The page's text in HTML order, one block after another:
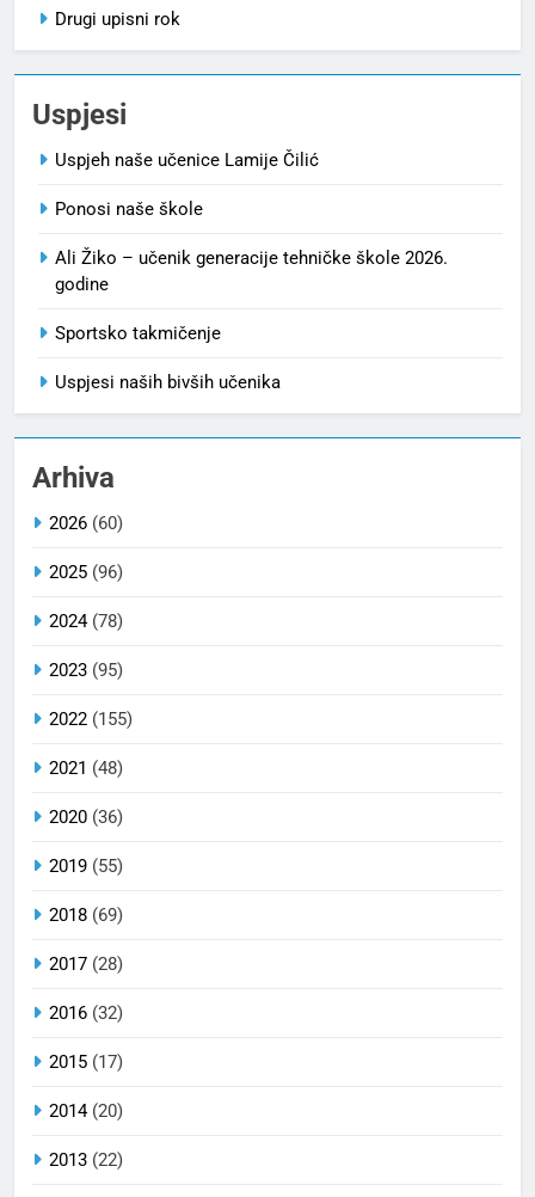
Drugi upisni rok
Uspjesi
Uspjeh naše učenice Lamije Čilić
Ponosi naše škole
Ali Žiko – učenik generacije tehničke škole 2026.
godine
Sportsko takmičenje
Uspjesi naših bivših učenika
Arhiva
2026 (60)
2025 (96)
2024(78)
2023 (95)
2022 (155)
2021 (48)
2020 (36)
2019 (55)
2018 (69)
2017 (28)
2016 (32)
2015 (17)
2014(20)
2013 (22)